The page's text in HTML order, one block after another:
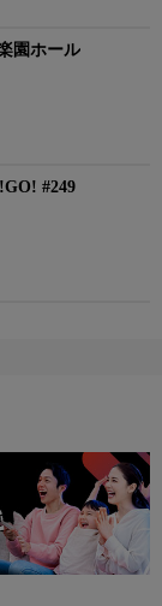
園ホール
#249